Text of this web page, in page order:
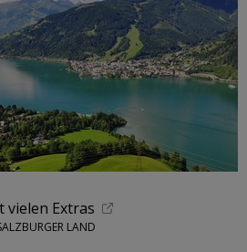
vielen Extras
LAND